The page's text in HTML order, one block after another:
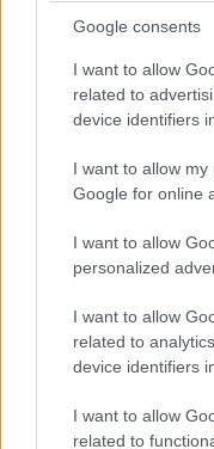
Google consents
I want to allow
related to
device identifiers
I want to allow
Google for online
I want to allow
personalized
I want to allow
related to
device identifiers
I want to allow
related to
Οδηγούμε το